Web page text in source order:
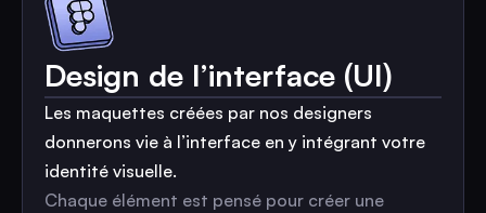
Design de l’interface (UI)
Les maquettes créées par nos designers
donnerons vie à l’interface en y intégrant votre
identité visuelle.
Chaque élément est pensé pour créer une